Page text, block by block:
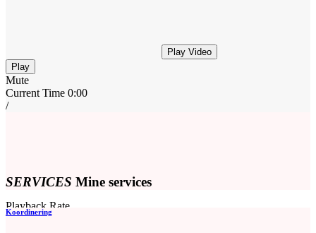
Play Video
Play
Mute
Current Time 0:00
/
Playback Rate
1
SERVICES Mine services
Koordinering